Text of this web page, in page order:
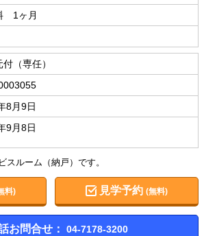
1ヶ月
（専任）
8月9日
9月8日
ルーム（納戸）です。
料) 見学予約(無料)
お問合せ： 04-7178-3200